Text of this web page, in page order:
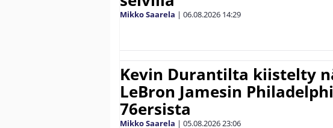
Mikko Saarela | 06.08.2026 14:29
Kevin Durantilta kiistelty
LeBron Jamesin
76ersista
Mikko Saarela | 05.08.202623:06